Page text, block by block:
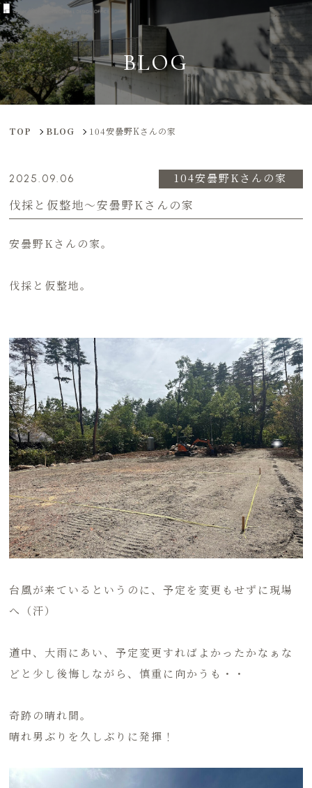
BLOG
TOP BLOG 104安曇野Kさんの家
2025.09.06 104安曇野Kさんの家
伐採と仮整地〜安曇野Kさんの家
安曇野Kさんの家。
伐採と仮整地。
台風が来ているというのに、予定を変更もせずに現場
へ（汗）
道中、大雨にあい、予定変更すればよかったかなぁな
どと少し後悔しながら、慎重に向かうも・・
奇跡の晴れ間。
晴れ男ぶりを久しぶりに発揮！